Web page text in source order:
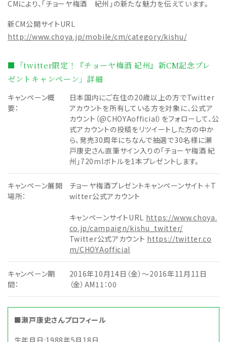
CMにより、「チョーヤ梅酒 紀州」の新たな魅力を伝えています。
新CM公開サイトURL
http://www.choya.jp/mobile/cm/category/kishu/
■「twitter限定！『チョーヤ梅酒 紀州』新CM記念プレ
ゼントキャンペーン」詳細
キャンペーン概
要：
日本国内にご在住の20歳以上の方でTwitter
アカウントを所有している方を対象に、公式ア
カウント（@CHOYAofficial）をフォローして、公
式アカウントの投稿をリツイートした方の中か
ら、発売30周年にちなんで抽選で30名様に瀬
戸康史さん直筆サイン入りの「チョーヤ梅酒 紀
州」720mlボトルを1本プレゼントします。
キャンペーン展開
場所：
チョーヤ梅酒プレゼントキャンペーンサイト＋T
witter公式アカウント
キャンペーンサイトURL https://www.choya.
co.jp/campaign/kishu_twitter/
Twitter公式アカウント https://twitter.co
m/CHOYAofficial
キャンペーン期
間：
2016年10月14日（金）～2016年11月11日
（金）AM11：00
■瀬戸康史さんプロフィール
生年月日:1988年5月18日